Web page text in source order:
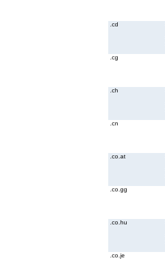
.cd
.cg
.ch
.cn
.co.at
.co.gg
.co.hu
.co.je